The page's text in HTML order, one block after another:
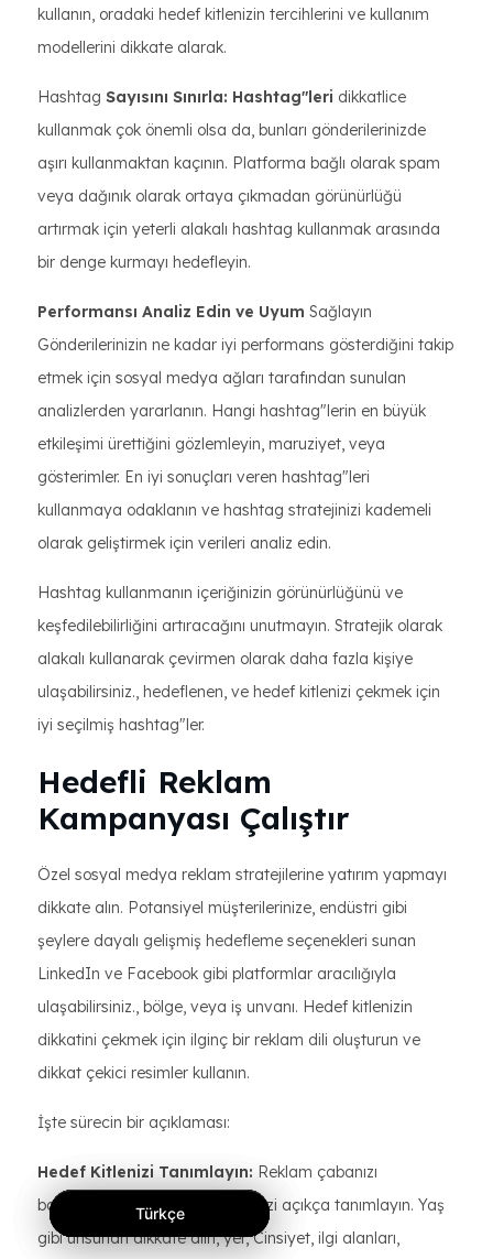
kullanın, oradaki hedef kitlenizin tercihlerini ve kullanım
modellerini dikkate alarak.
Hashtag Sayısını Sınırla: Hashtag"leri dikkatlice
kullanmak çok önemli olsa da, bunları gönderilerinizde
aşırı kullanmaktan kaçının. Platforma bağlı olarak spam
veya dağınık olarak ortaya çıkmadan görünürlüğü
artırmak için yeterli alakalı hashtag kullanmak arasında
bir denge kurmayı hedefleyin.
Performansı Analiz Edin ve Uyum Sağlayın
Gönderilerinizin ne kadar iyi performans gösterdiğini takip
etmek için sosyal medya ağları tarafından sunulan
analizlerden yararlanın. Hangi hashtag"lerin en büyük
etkileşimi ürettiğini gözlemleyin, maruziyet, veya
gösterimler. En iyi sonuçları veren hashtag"leri
kullanmaya odaklanın ve hashtag stratejinizi kademeli
olarak geliştirmek için verileri analiz edin.
Hashtag kullanmanın içeriğinizin görünürlüğünü ve
keşfedilebilirliğini artıracağını unutmayın. Stratejik olarak
alakalı kullanarak çevirmen olarak daha fazla kişiye
ulaşabilirsiniz., hedeflenen, ve hedef kitlenizi çekmek için
iyi seçilmiş hashtag"ler.
Hedefli Reklam
Kampanyası Çalıştır
Özel sosyal medya reklam stratejilerine yatırım yapmayı
dikkate alın. Potansiyel müşterilerinize, endüstri gibi
şeylere dayalı gelişmiş hedefleme seçenekleri sunan
LinkedIn ve Facebook gibi platformlar aracılığıyla
ulaşabilirsiniz., bölge, veya iş unvanı. Hedef kitlenizin
dikkatini çekmek için ilginç bir reklam dili oluşturun ve
dikkat çekici resimler kullanın.
İşte sürecin bir açıklaması:
Hedef Kitlenizi Tanımlayın: Reklam çabanızı
başlatmadan önce hedef kitlenizi açıkça tanımlayın. Yaş
gibi unsurları dikkate alın, yer, Cinsiyet, ilgi alanları,
Türkçe
Türkçe
Türkçe